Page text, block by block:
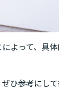
よって、具
ひ参考にして